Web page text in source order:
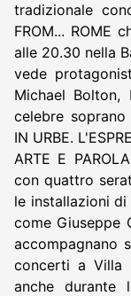
tradizionale
FROM... ROME
alle 20.30 nella
vede
Michael Bolton,
celebre soprano
IN URBE.
ARTE E
con quattro
le installazioni
come Giuseppe
accompagnano
concerti a Villa
anche durante